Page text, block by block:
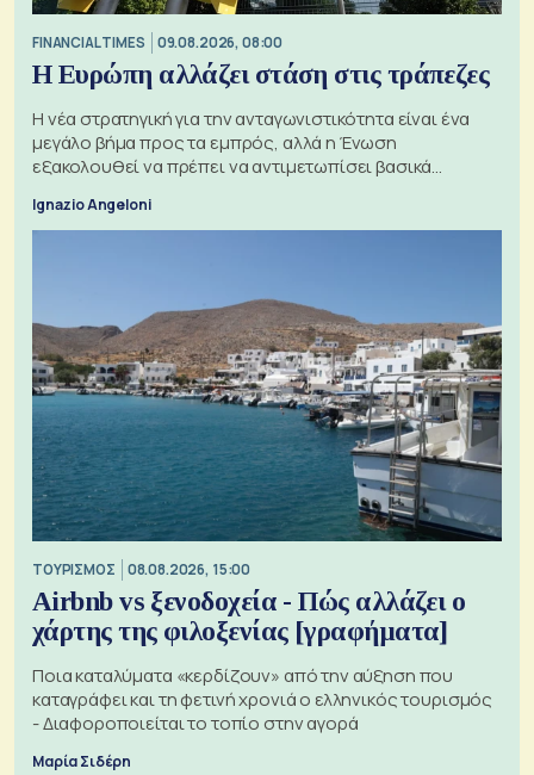
FINANCIAL TIMES 09.08.2026, 08:00
Η Ευρώπη αλλάζει στάση στις τράπεζες
Η νέα στρατηγική για την ανταγωνιστικότητα είναι ένα
μεγάλο βήμα προς τα εμπρός, αλλά η Ένωση
εξακολουθεί να πρέπει να αντιμετωπίσει βασικά
Ignazio Angeloni
ΤΟΥΡΙΣΜΟΣ 08.08.2026, 15:00
Airbnb vs ξενοδοχεία - Πώς αλλάζει ο
χάρτης της φιλοξενίας [γραφήματα]
Ποια καταλύματα «κερδίζουν» από την αύξηση που
καταγράφει και τη φετινή χρονιά ο ελληνικός τουρισμός
- Διαφοροποιείται το τοπίο στην αγορά
Μαρία Σιδέρη